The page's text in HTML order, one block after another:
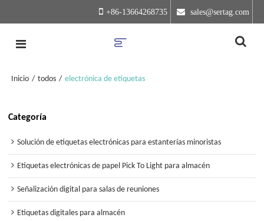
+86-13664268735 sales@sertag.com
Inicio / todos / electrónica de etiquetas
Categoría
Solución de etiquetas electrónicas para estanterías minoristas
Etiquetas electrónicas de papel Pick To Light para almacén
Señalización digital para salas de reuniones
Etiquetas digitales para almacén